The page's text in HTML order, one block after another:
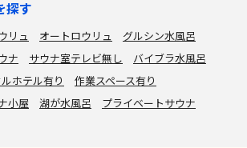
探す
リュ オートロウリュ
グルシン水風呂
ナ サウナ室テレビ無し
バイブラ水風呂
ホテル有り
作業スペース有り
小屋 湖が水風呂 プライベートサウナ